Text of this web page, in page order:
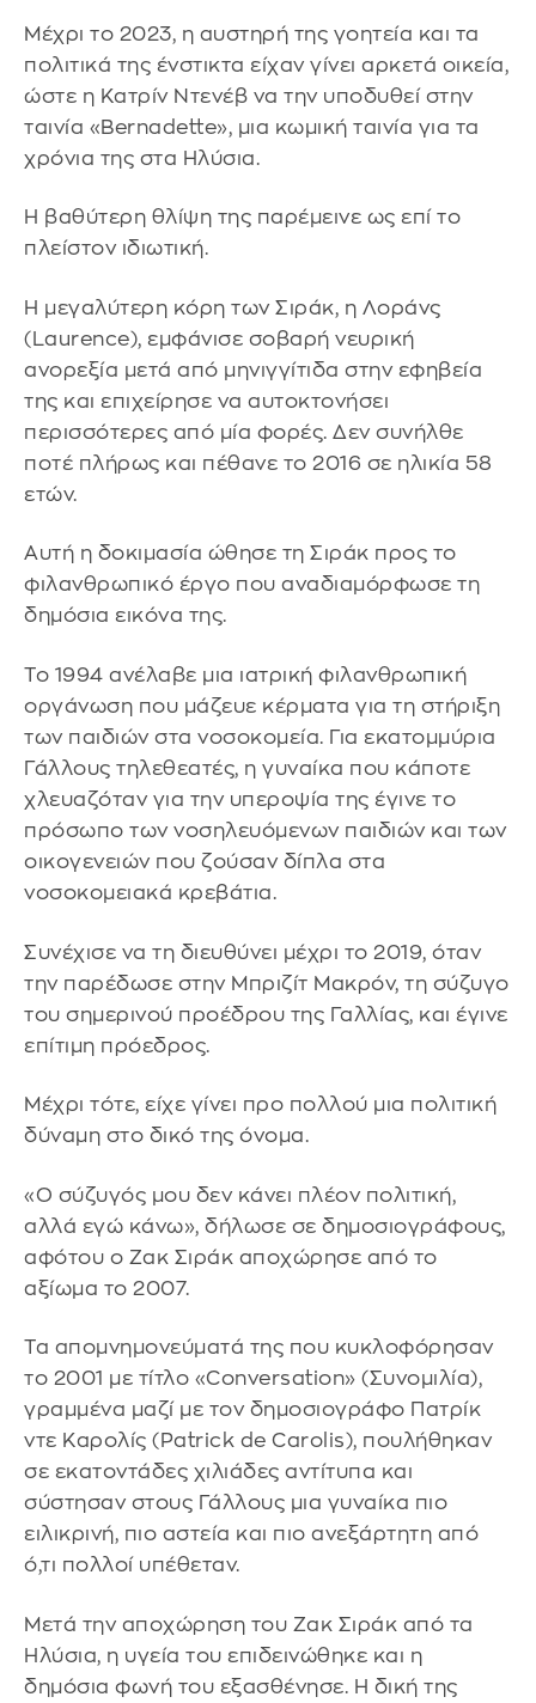
Μέχρι το 2023, η αυστηρή της γοητεία και τα
πολιτικά της ένστικτα είχαν γίνει αρκετά οικεία,
ώστε η Κατρίν Ντενέβ να την υποδυθεί στην
ταινία «Bernadette», μια κωμική ταινία για τα
χρόνια της στα Ηλύσια.
Η βαθύτερη θλίψη της παρέμεινε ως επί το
πλείστον ιδιωτική.
Η μεγαλύτερη κόρη των Σιράκ, η Λοράνς
(Laurence), εμφάνισε σοβαρή νευρική
ανορεξία μετά από μηνιγγίτιδα στην εφηβεία
της και επιχείρησε να αυτοκτονήσει
περισσότερες από μία φορές. Δεν συνήλθε
ποτέ πλήρως και πέθανε το 2016 σε ηλικία 58
ετών.
Αυτή η δοκιμασία ώθησε τη Σιράκ προς το
φιλανθρωπικό έργο που αναδιαμόρφωσε τη
δημόσια εικόνα της.
Το 1994 ανέλαβε μια ιατρική φιλανθρωπική
οργάνωση που μάζευε κέρματα για τη στήριξη
των παιδιών στα νοσοκομεία. Για εκατομμύρια
Γάλλους τηλεθεατές, η γυναίκα που κάποτε
χλευαζόταν για την υπεροψία της έγινε το
πρόσωπο των νοσηλευόμενων παιδιών και των
οικογενειών που ζούσαν δίπλα στα
νοσοκομειακά κρεβάτια.
Συνέχισε να τη διευθύνει μέχρι το 2019, όταν
την παρέδωσε στην Μπριζίτ Μακρόν, τη σύζυγο
του σημερινού προέδρου της Γαλλίας, και έγινε
επίτιμη πρόεδρος.
Μέχρι τότε, είχε γίνει προ πολλού μια πολιτική
δύναμη στο δικό της όνομα.
«Ο σύζυγός μου δεν κάνει πλέον πολιτική,
αλλά εγώ κάνω», δήλωσε σε δημοσιογράφους,
αφότου ο Ζακ Σιράκ αποχώρησε από το
αξίωμα το 2007.
Τα απομνημονεύματά της που κυκλοφόρησαν
το 2001 με τίτλο «Conversation» (Συνομιλία),
γραμμένα μαζί με τον δημοσιογράφο Πατρίκ
ντε Καρολίς (Patrick de Carolis), πουλήθηκαν
σε εκατοντάδες χιλιάδες αντίτυπα και
σύστησαν στους Γάλλους μια γυναίκα πιο
ειλικρινή, πιο αστεία και πιο ανεξάρτητη από
ό,τι πολλοί υπέθεταν.
Μετά την αποχώρηση του Ζακ Σιράκ από τα
Ηλύσια, η υγεία του επιδεινώθηκε και η
δημόσια φωνή του εξασθένησε. Η δική της